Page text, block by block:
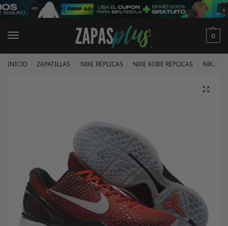
0
INICIO ZAPATILLAS NIKE RÉPLICAS NIKE KOBE RÉPLICAS NIKE KOBE 6 RÉPLICAS